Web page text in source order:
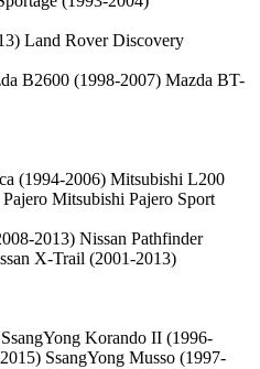
Land Rover Discovery
B2600 (1998-2007) Mazda BT-
(1994-2006) Mitsubishi L200
Mitsubishi Pajero Sport
2013) Nissan Pathfinder
X-Trail (2001-2013)
SsangYong Korando II (1996-
SsangYong Musso (1997-